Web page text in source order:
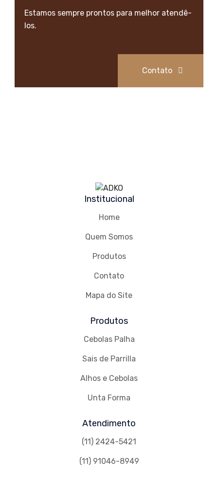
Estamos sempre prontos para melhor atendê-
los.
Contato
Institucional
Home
Quem Somos
Produtos
Contato
Mapa do Site
Produtos
Cebolas Palha
Sais de Parrilla
Alhos e Cebolas
Unta Forma
Atendimento
(11) 2424-5421
(11) 91046-8949